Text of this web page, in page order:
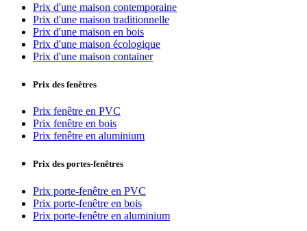
Prix d'une maison contemporaine
Prix d'une maison traditionnelle
Prix d'une maison en bois
Prix d'une maison écologique
Prix d'une maison container
Prix des fenêtres
Prix fenêtre en PVC
Prix fenêtre en bois
Prix fenêtre en aluminium
Prix des portes-fenêtres
Prix porte-fenêtre en PVC
Prix porte-fenêtre en bois
Prix porte-fenêtre en aluminium